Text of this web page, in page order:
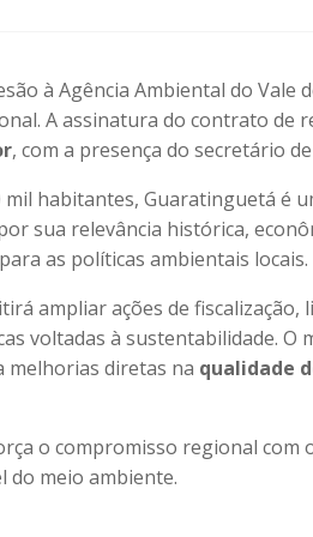
à Agência Ambiental do Vale
A assinatura do contrato de
, com a presença do secretário
habitantes, Guaratinguetá é
sua relevância histórica,
as políticas ambientais locais.
ampliar ações de fiscalização,
voltadas à sustentabilidade. O
melhorias diretas na qualidade
o compromisso regional com
do meio ambiente.